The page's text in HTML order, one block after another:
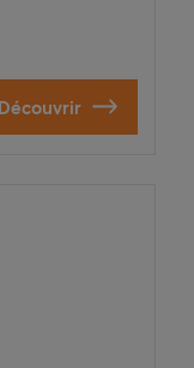
Découvrir